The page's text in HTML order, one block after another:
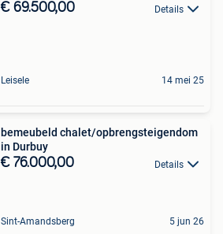
€ 69.500,00 Details
Leisele 14 mei 25
bemeubeld chalet/opbrengsteigendom
in Durbuy
€ 76.000,00 Details
Sint-Amandsberg 5 jun 26